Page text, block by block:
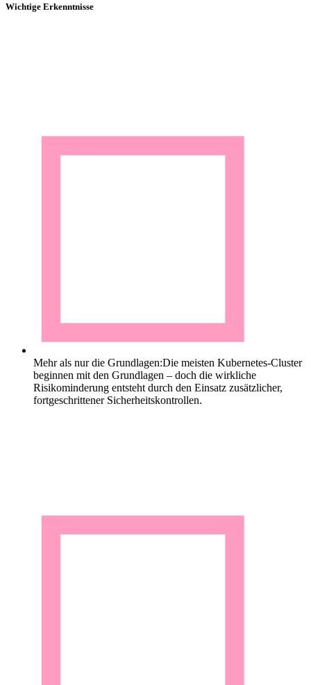
Wichtige Erkenntnisse
Mehr als nur die Grundlagen:Die meisten Kubernetes-Cluster
beginnen mit den Grundlagen – doch die wirkliche
Risikominderung entsteht durch den Einsatz zusätzlicher,
fortgeschrittener Sicherheitskontrollen.